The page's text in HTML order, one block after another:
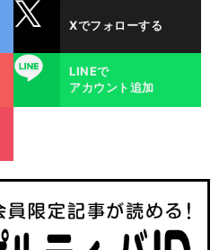
Xでフォローする
LINEで
アカウント追加